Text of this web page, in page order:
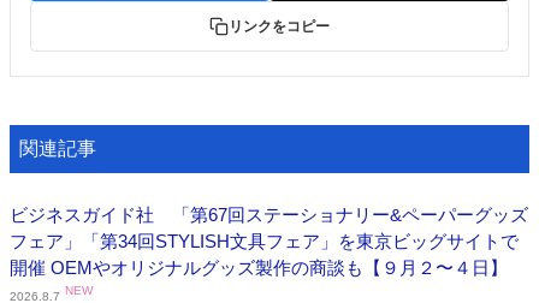
リンクをコピー
関連記事
ビジネスガイド社 「第67回ステーショナリー&ペーパーグッズ
フェア」「第34回STYLISH文具フェア」を東京ビッグサイトで
開催 OEMやオリジナルグッズ製作の商談も【９月２〜４日】
2026.8.7 NEW